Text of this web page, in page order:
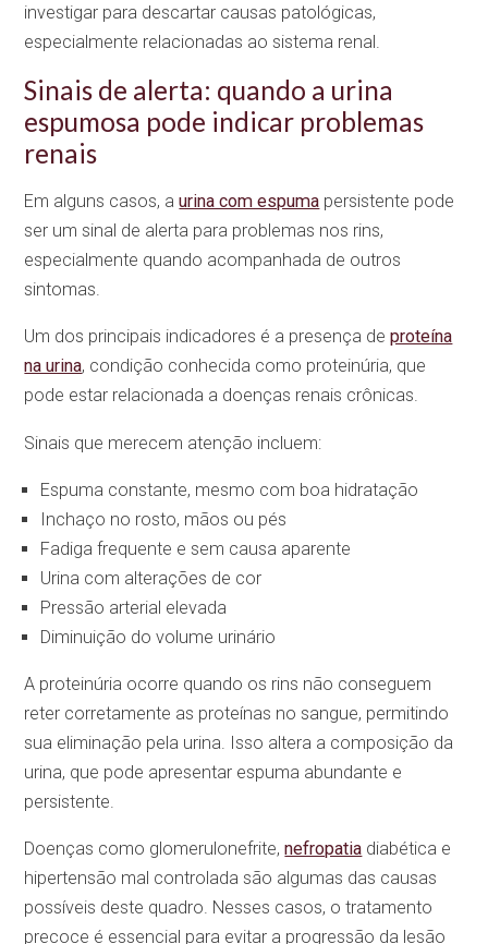
investigar para descartar causas patológicas,
especialmente relacionadas ao sistema renal.
Sinais de alerta: quando a urina
espumosa pode indicar problemas
renais
Em alguns casos, aurina com espuma persistente pode
ser um sinal de alerta para problemas nos rins,
especialmente quando acompanhada de outros
sintomas.
Um dos principais indicadores é a presença deproteína
na urina, condição conhecida como proteinúria, que
pode estar relacionada a doenças renais crônicas.
Sinais que merecem atenção incluem:
Espuma constante, mesmo com boa hidratação
Inchaço no rosto, mãos ou pés
Fadiga frequente e sem causa aparente
Urina com alterações de cor
Pressão arterial elevada
Diminuição do volume urinário
A proteinúria ocorre quando os rins não conseguem
reter corretamente as proteínas no sangue, permitindo
sua eliminação pela urina. Isso altera a composição da
urina, que pode apresentar espuma abundante e
persistente.
Doenças como glomerulonefrite,nefropatia diabética e
hipertensão mal controlada são algumas das causas
possíveis deste quadro. Nesses casos, o tratamento
precoce é essencial para evitar a progressão da lesão